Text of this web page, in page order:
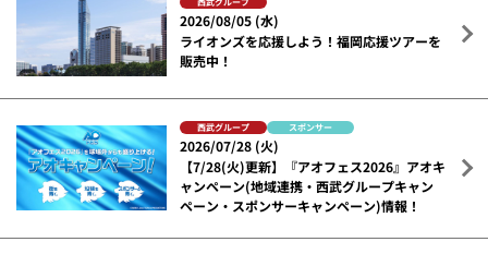
2026/08/05 (水)
ライオンズを応援しよう！福岡応援ツアーを
販売中！
西武グループ スポンサー
2026/07/28 (火)
【7/28(火)更新】『アオフェス2026』アオキ
ャンペーン(地域連携・西武グループキャン
ペーン・スポンサーキャンペーン)情報！